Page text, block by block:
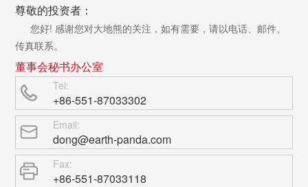
尊敬的投资者：
您好! 感谢您对大地熊的关注，如有需要，请以电话、邮件、
传真联系。
董事会秘书办公室
Tel:
+86-551-87033302
Email:
dong@earth-panda.com
Fax:
+86-551-87033118